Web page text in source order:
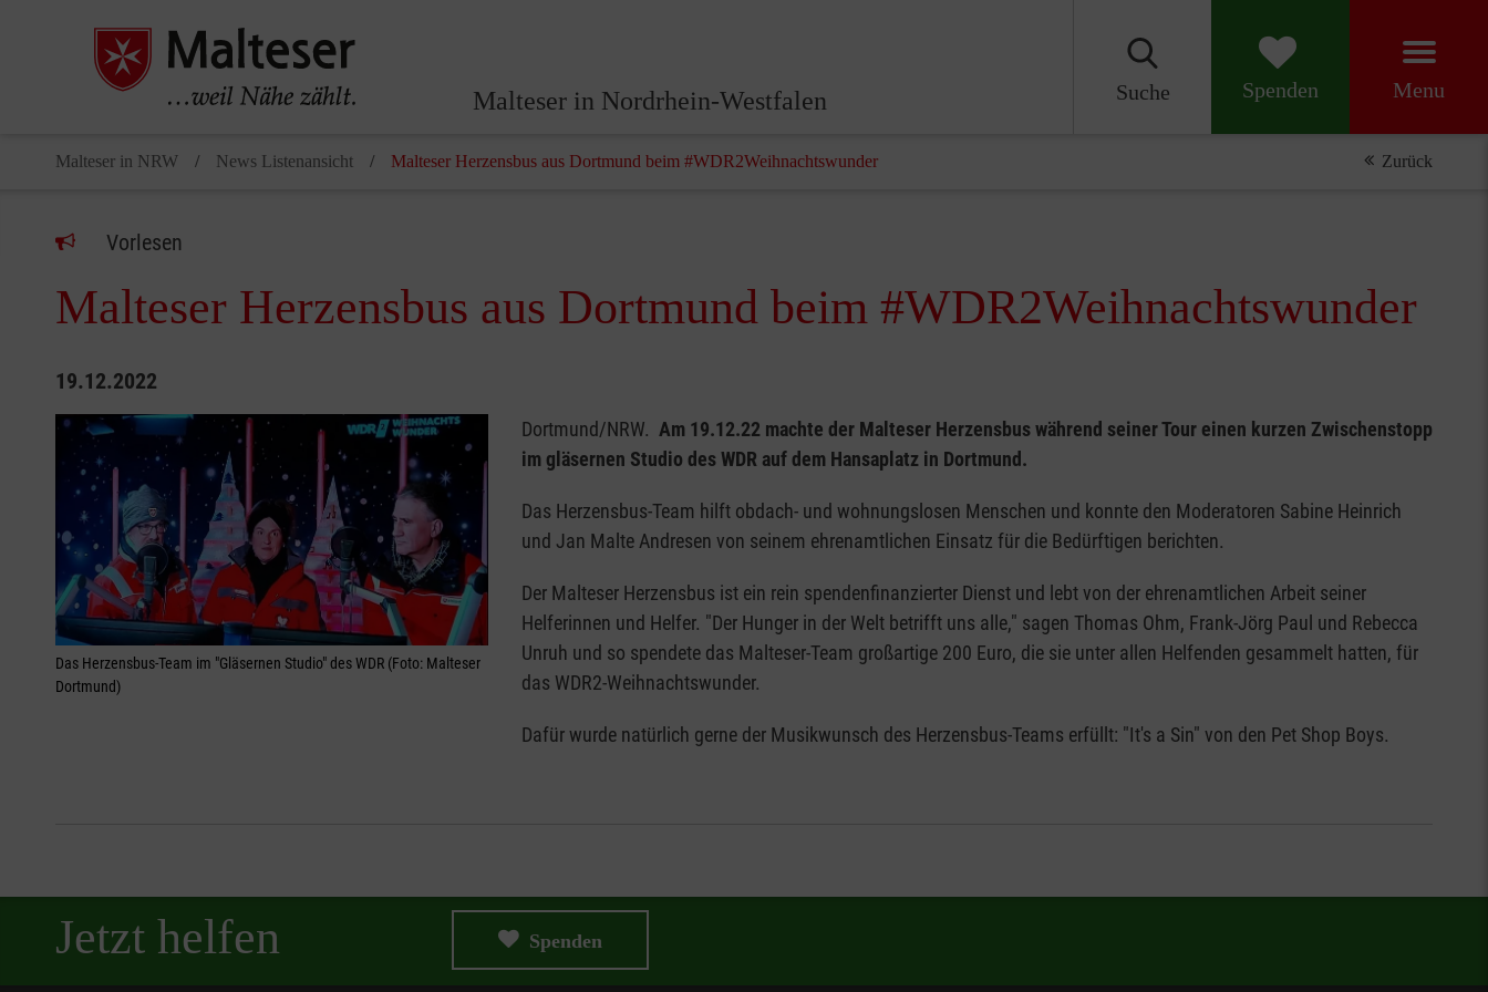
Malteser in Nordrhein-Westfalen Suche Spenden Menu
Malteser in NRW News Listenansicht Malteser Herzensbus aus Dortmund beim #WDR2Weihnachtswunder Zurück
Vorlesen
Malteser Herzensbus aus Dortmund beim #WDR2Weihnachtswunder
19.12.2022
Das Herzensbus-Team im "Gläsernen Studio" des WDR (Foto: Malteser
Dortmund)
Dortmund/NRW. Am 19.12.22 machte der Malteser Herzensbus während seiner Tour einen kurzen Zwischenstopp
im gläsernen Studio des WDR auf dem Hansaplatz in Dortmund.
Das Herzensbus-Team hilft obdach- und wohnungslosen Menschen und konnte den Moderatoren Sabine Heinrich
und Jan Malte Andresen von seinem ehrenamtlichen Einsatz für die Bedürftigen berichten.
Der Malteser Herzensbus ist ein rein spendenfinanzierter Dienst und lebt von der ehrenamtlichen Arbeit seiner
Helferinnen und Helfer. "Der Hunger in der Welt betrifft uns alle," sagen Thomas Ohm, Frank-Jörg Paul und Rebecca
Unruh und so spendete das Malteser-Team großartige 200 Euro, die sie unter allen Helfenden gesammelt hatten, für
das WDR2-Weihnachtswunder.
Dafür wurde natürlich gerne der Musikwunsch des Herzensbus-Teams erfüllt: "It's a Sin" von den Pet Shop Boys.
Jetzt helfen Spenden